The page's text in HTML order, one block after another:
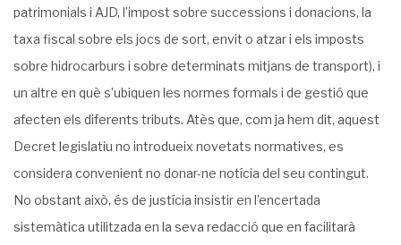
patrimonials i AJD, l’impost sobre successions i donacions, la
taxa fiscal sobre els jocs de sort, envit o atzar i els imposts
sobre hidrocarburs i sobre determinats mitjans de transport), i
un altre en què s’ubiquen les normes formals i de gestió que
afecten els diferents tributs. Atès que, com ja hem dit, aquest
Decret legislatiu no introdueix novetats normatives, es
considera convenient no donar-ne notícia del seu contingut.
No obstant això, és de justícia insistir en l’encertada
sistemàtica utilitzada en la seva redacció que en facilitarà